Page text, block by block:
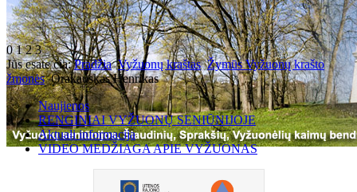
0123
Jūs esate čia:Pradžia Vyžuonų kraštas Žymūs Vyžuonų krašto
žmonės Orakauskas Henrikas
Naujienos
RENGINIAI VYŽUONŲ SENIŪNIJOJE
Aktuali informacija
VIDEO MEDŽIAGA APIE VYŽUONAS